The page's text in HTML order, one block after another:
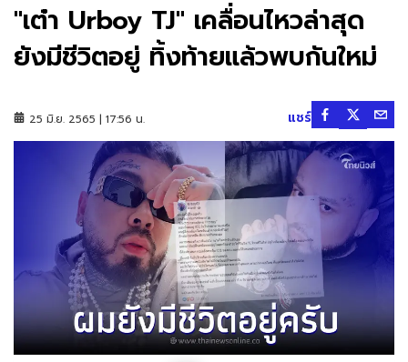
"เต๋า Urboy TJ" เคลื่อนไหวล่าสุด
ยังมีชีวิตอยู่ ทิ้งท้ายแล้วพบกันใหม่
25 มิ.ย. 2565 | 17:56 น. แชร์